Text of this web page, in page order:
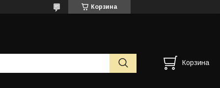
Корзина
Корзина